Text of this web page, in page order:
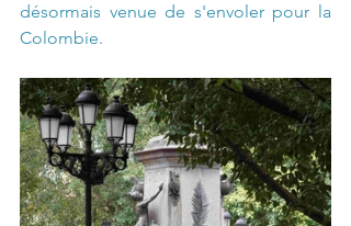
désormais venue de s'envoler pour la
Colombie.